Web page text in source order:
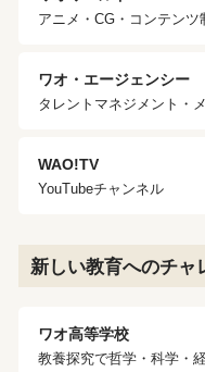
アニメ・CG・コンテンツ
ワオ・エージェンシー
タレントマネジメント・
WAO!TV
YouTubeチャンネル
新しい教育へのチャ
ワオ高等学校
教養探究で哲学・科学・